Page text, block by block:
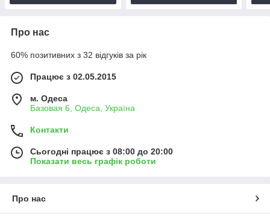
Про нас
60% позитивних з 32 відгуків за рік
Працює з 02.05.2015
м. Одеса
Базовая 6, Одеса, Україна
Контакти
Сьогодні працює з 08:00 до 20:00
Показати весь графік роботи
Про нас